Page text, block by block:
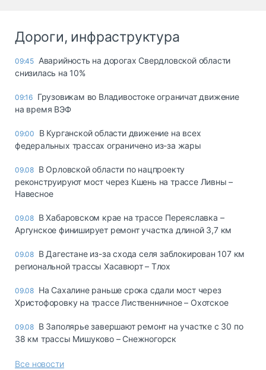
Дороги, инфраструктура
09:45 Аварийность на дорогах Свердловской области
снизилась на 10%
09:16 Грузовикам во Владивостоке ограничат движение
на время ВЭФ
09:00
В Курганской области движение на всех
федеральных трассах ограничено из-за жары
09.08 В Орловской области по нацпроекту
реконструируют мост через Кшень на трассе Ливны –
Навесное
09.08 В Хабаровском крае на трассе Переяславка –
Аргунское финиширует ремонт участка длиной 3,7 км
09.08 В Дагестане из-за схода селя заблокирован 107 км
региональной трассы Хасавюрт – Тлох
09.08 На Сахалине раньше срока сдали мост через
Христофоровку на трассе Лиственничное – Охотское
09.08 В Заполярье завершают ремонт на участке с 30 по
38 км трассы Мишуково – Снежногорск
Все новости